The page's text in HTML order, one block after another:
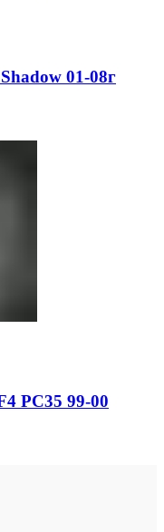
01-08г
PC35 99-00